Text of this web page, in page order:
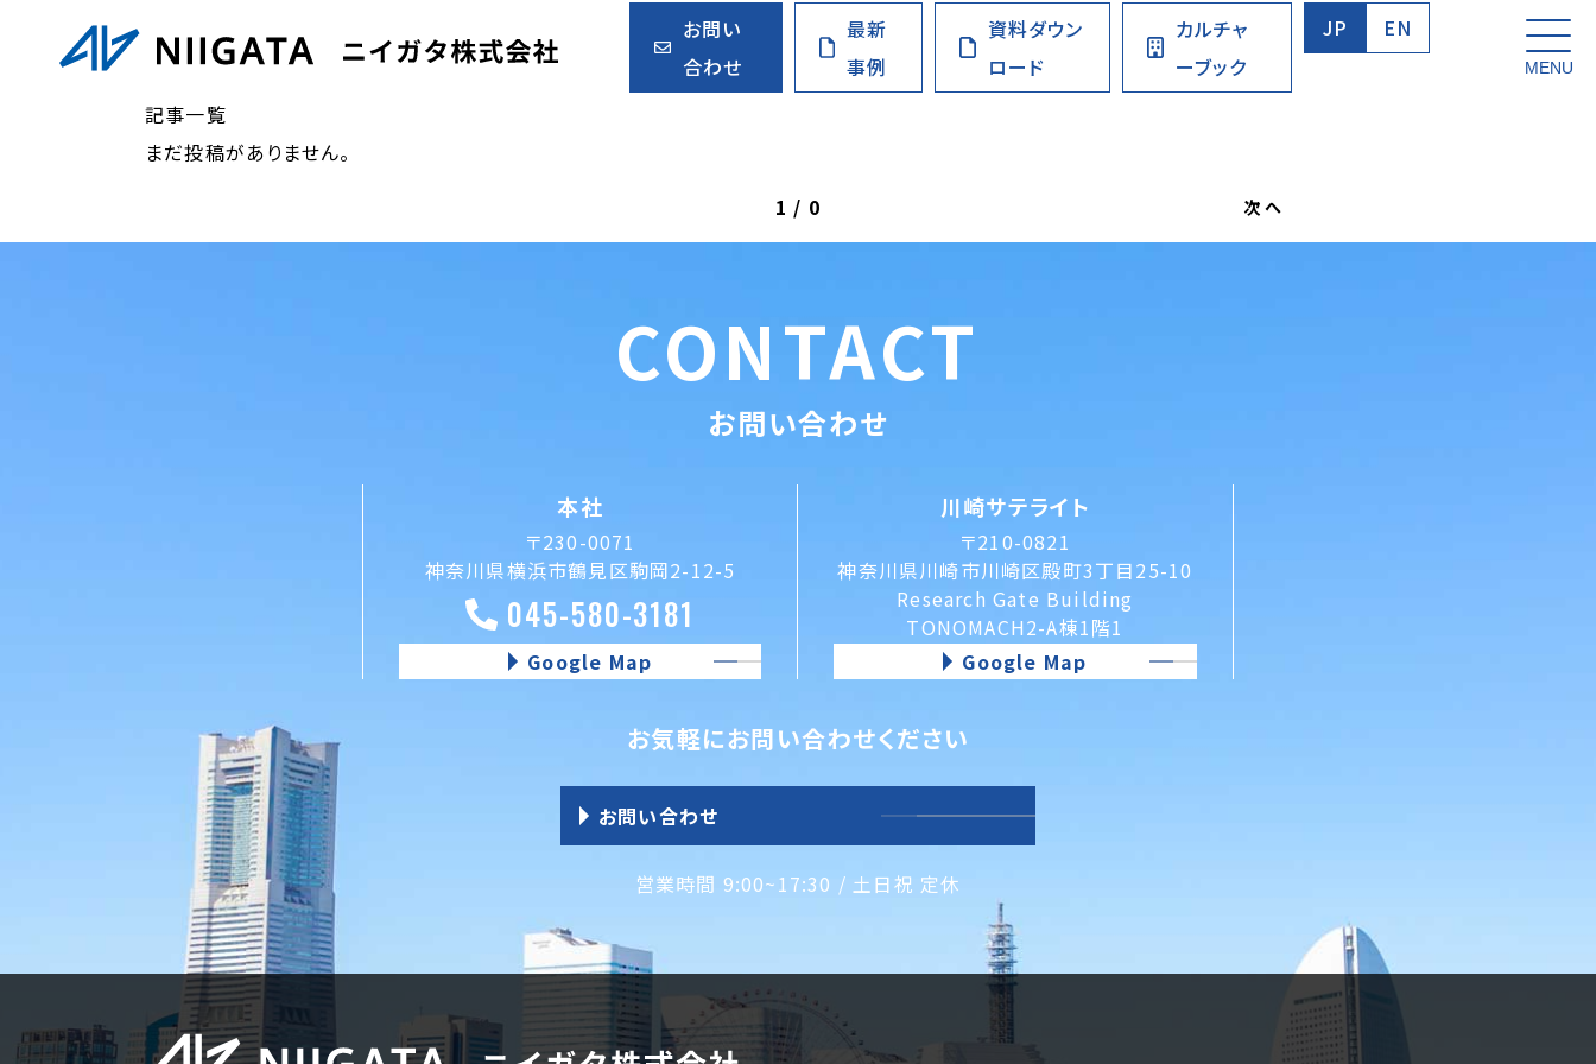
お問い
合わせ
最新
事例
資料ダウン
ロード
カルチャ
ーブック
JP EN
記事一覧
まだ投稿がありません。
1 / 0 次へ
CONTACT
お問い合わせ
本社
〒230-0071
神奈川県横浜市鶴見区駒岡2-12-5
045-580-3181
Google Map
川崎サテライト
〒210-0821
神奈川県川崎市川崎区殿町3丁目25-10
Research Gate Building
TONOMACH2-A棟1階1
Google Map
お気軽にお問い合わせください
お問い合わせ
営業時間 9:00~17:30 / 土日祝 定休